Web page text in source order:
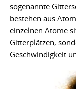
sogenannte
bestehen aus
einzelnen Atome
Gitterplätzen,
Geschwindigkeit